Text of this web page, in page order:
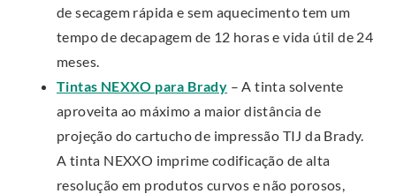
n
k
O
p
e
n
s
t
e
n
a
l
L
i
de secagem rápida e sem aquecimento tem um
tempo de decapagem de 12 horas e vida útil de 24
meses.
Tintas NEXXO para Brady.
E
x
t
e
– A tinta solvente
aproveita ao máximo a maior distância de
projeção do cartucho de impressão TIJ da Brady.
A tinta NEXXO imprime codificação de alta
resolução em produtos curvos e não porosos,